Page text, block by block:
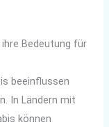
Bedeutung für
beeinflussen
In Ländern mit
können